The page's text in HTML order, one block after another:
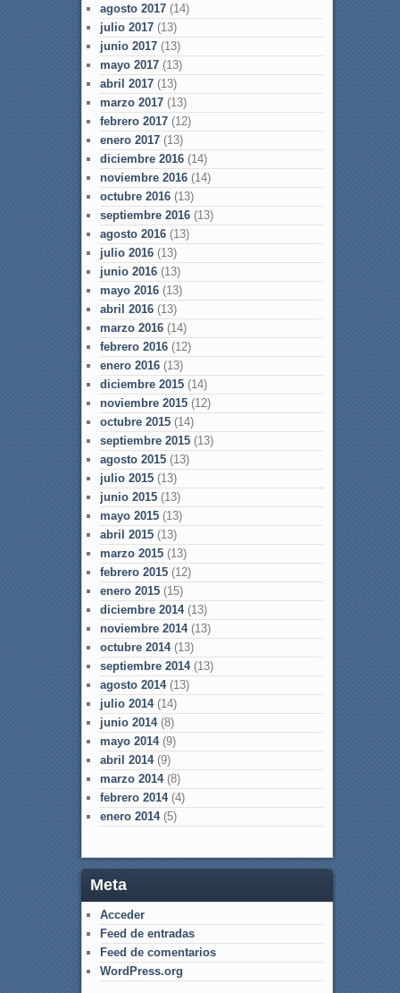
agosto 2017(14)
julio 2017(13)
junio 2017(13)
mayo 2017(13)
abril 2017(13)
marzo 2017(13)
febrero 2017(12)
enero 2017(13)
diciembre 2016(14)
noviembre 2016(14)
octubre 2016(13)
septiembre 2016(13)
agosto 2016(13)
julio 2016(13)
junio 2016(13)
mayo 2016(13)
abril 2016(13)
marzo 2016(14)
febrero 2016(12)
enero 2016(13)
diciembre 2015(14)
noviembre 2015(12)
octubre 2015(14)
septiembre 2015(13)
agosto 2015(13)
julio 2015(13)
junio 2015(13)
mayo 2015(13)
abril 2015(13)
marzo 2015(13)
febrero 2015(12)
enero 2015(15)
diciembre 2014(13)
noviembre 2014(13)
octubre 2014(13)
septiembre 2014(13)
agosto 2014(13)
julio 2014(14)
junio 2014(8)
mayo 2014(9)
abril 2014(9)
marzo 2014(8)
febrero 2014(4)
enero 2014(5)
Meta
Acceder
Feed de entradas
Feed de comentarios
WordPress.org